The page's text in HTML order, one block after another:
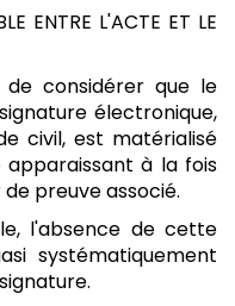
ENTRE L'ACTE ET LE
considérer que le
électronique,
civil, est matérialisé
à la fois
preuve associé.
l'absence de cette
systématiquement